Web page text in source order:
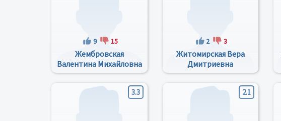
9 15
Жембровская
Валентина Михайловна
2 3
Житомирская Вера
Дмитриевна
3.3 2.1